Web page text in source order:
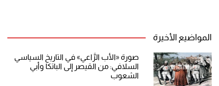
المواضيع الأخيرة
صورة «الأب الرَّاعي» في التاريخ السياسي
السلافي: من القيصر إلى الباتكا وأبي
الشعوب